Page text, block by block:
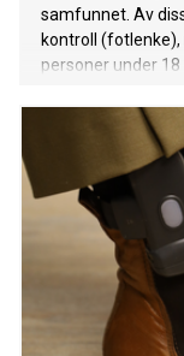
samfunnet. Av
kontroll
personer under